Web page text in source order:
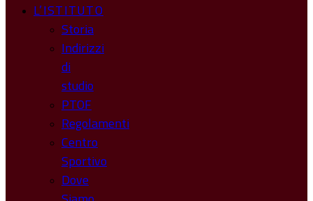
L’ISTITUTO
Storia
Indirizzi
di
studio
PTOF
Regolamenti
Centro
Sportivo
Dove